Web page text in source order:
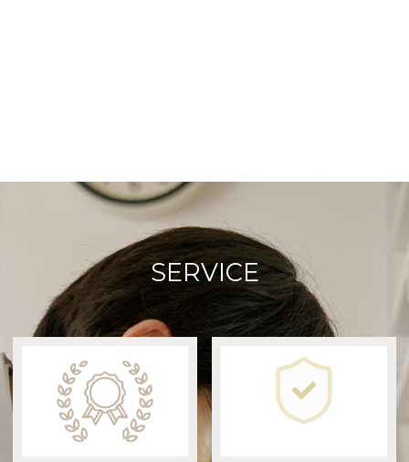
SERVICE